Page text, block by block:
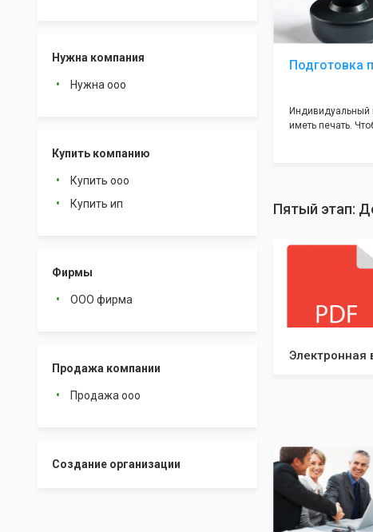
Нужна компания
Нужна ооо
Купить компанию
Купить ооо
Купить ип
Фирмы
ООО фирма
Продажа компании
Продажа ооо
Создание организации
регистрацию!
Подготовка
Индивидуальный
иметь печать.
Пятый этап:
Электронная